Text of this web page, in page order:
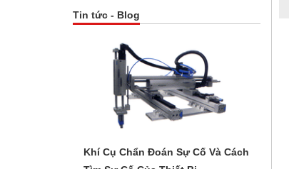
Tin tức - Blog
Khí Cụ Chẩn Đoán Sự Cố Và Cách